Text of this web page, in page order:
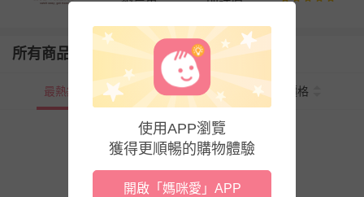
所有商品
最熱銷 新上市 價格
使用APP瀏覽
獲得更順暢的購物體驗
開啟「媽咪愛」APP